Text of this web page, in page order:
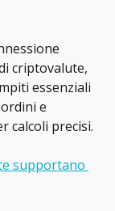
criptovalute,
essenziali
e
calcoli precisi.
supportano